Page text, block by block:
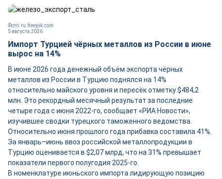
5 августа 2026
Фото: ru.freepik.com
Импорт Турцией чёрных металлов из России в июне
вырос на 14%
В июне 2026 года денежный объём экспорта чёрных
металлов из России в Турцию поднялся на 14%
относительно майского уровня и пересёк отметку $484,2
млн. Это рекордный месячный результат за последние
четыре года с июня 2022-го, сообщает «РИА Новости»,
изучившее сводки турецкого таможенного ведомства.
Относительно июня прошлого года прибавка составила 41%.
За январь–июнь ввоз российской металлопродукции в
Турцию оценивается в $2,07 млрд, что на 31% превышает
показатели первого полугодия 2025-го.
В номенклатуре июньского импорта лидирующую позицию